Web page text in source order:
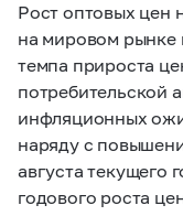
Рост оптовых цен
на мировом рынке
темпа прироста
потребительской
инфляционных
наряду с
августа текущего
годового роста